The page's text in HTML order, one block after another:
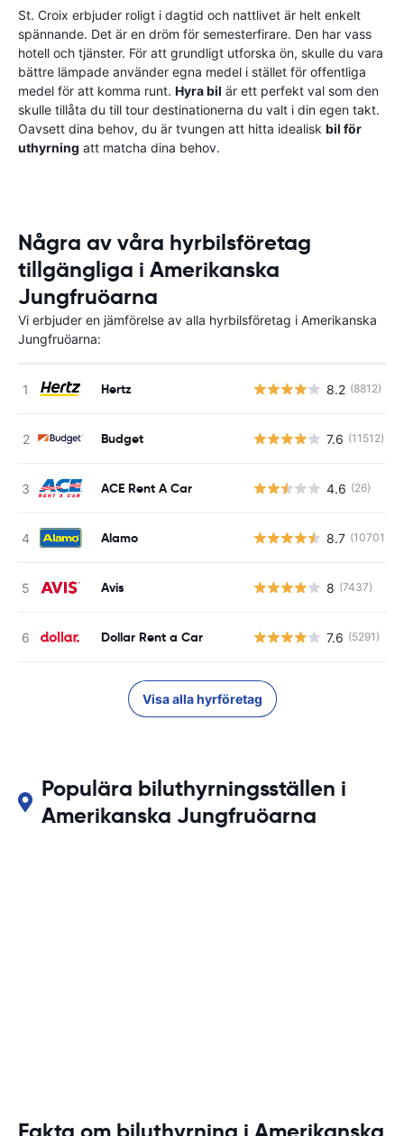
St. Croix erbjuder roligt i dagtid och nattlivet är helt enkelt
spännande. Det är en dröm för semesterfirare. Den har vass
hotell och tjänster. För att grundligt utforska ön, skulle du vara
bättre lämpade använder egna medel i stället för offentliga
medel för att komma runt. Hyra bil är ett perfekt val som den
skulle tillåta du till tour destinationerna du valt i din egen takt.
Oavsett dina behov, du är tvungen att hitta idealisk bil för
uthyrning att matcha dina behov.
Några av våra hyrbilsföretag
tillgängliga i Amerikanska
Jungfruöarna
Vi erbjuder en jämförelse av alla hyrbilsföretag i Amerikanska
Jungfruöarna:
Hertz 8.2 (8812)
Budget 7.6 (11512)
ACE Rent A Car 4.6 (26)
Alamo 8.7 (10701)
Avis 8 (7437)
Dollar Rent a Car 7.6 (5291)
Visa alla hyrföretag
Populära biluthyrningsställen i
Amerikanska Jungfruöarna